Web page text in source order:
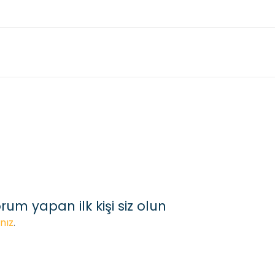
yapan ilk kişi siz olun
.